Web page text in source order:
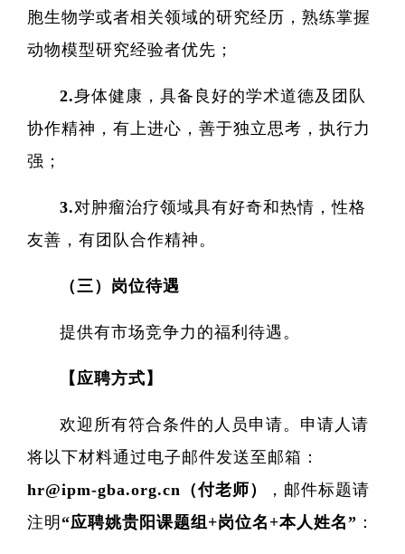
胞生物学或者相关领域的研究经历，熟练掌握
动物模型研究经验者优先；
2.身体健康，具备良好的学术道德及团队
协作精神，有上进心，善于独立思考，执行力
强；
3.对肿瘤治疗领域具有好奇和热情，性格
友善，有团队合作精神。
（三）岗位待遇
提供有市场竞争力的福利待遇。
【应聘方式】
欢迎所有符合条件的人员申请。申请人请
将以下材料通过电子邮件发送至邮箱：
hr@ipm-gba.org.cn（付老师）
，邮件标题请
注明 “应聘姚贵阳课题组+岗位名+本人姓名” ：